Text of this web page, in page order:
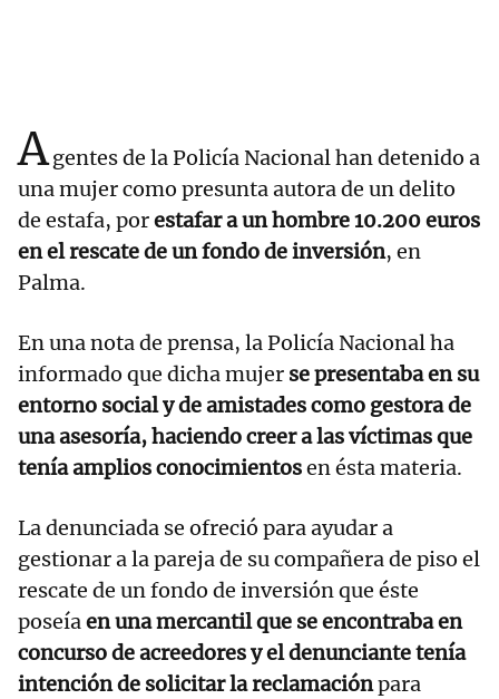
Agentes de la Policía Nacional han detenido a
una mujer como presunta autora de un delito
de estafa, porestafar a un hombre 10.200 euros
en el rescate de un fondo de inversión, en
Palma.
En una nota de prensa, la Policía Nacional ha
informado que dicha mujer se presentaba en su
entorno social y de amistades como gestora de
una asesoría, haciendo creer a las víctimas que
tenía amplios conocimientosen ésta materia.
La denunciada se ofreció para ayudar a
gestionar a la pareja de su compañera de piso el
rescate de un fondo de inversión que éste
poseíaen una mercantil que se encontraba en
concurso de acreedores y el denunciante tenía
intención de solicitar la reclamaciónpara